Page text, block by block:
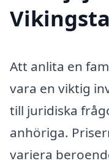
Att anlita en
vara en viktig
till juridiska
anhöriga.
variera